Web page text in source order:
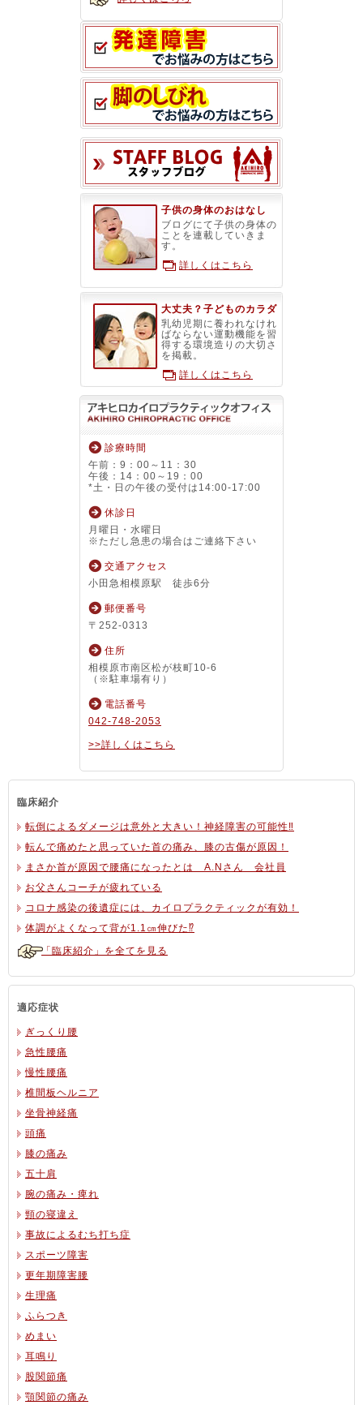
子供の身体のおはなし
ブログにて子供の身体の
ことを連載していきま
す。
詳しくはこちら
大丈夫？子どものカラダ
乳幼児期に養われなけれ
ばならない運動機能を習
得する環境造りの大切さ
を掲載。
詳しくはこちら
診療時間
午前：9：00～11：30
午後：14：00～19：00
*土・日の午後の受付は14:00-17:00
休診日
月曜日・水曜日
※ただし急患の場合はご連絡下さい
交通アクセス
小田急相模原駅 徒歩6分
郵便番号
〒252-0313
住所
相模原市南区松が枝町10-6
（※駐車場有り）
電話番号
042-748-2053
>>詳しくはこちら
臨床紹介
転倒によるダメージは意外と大きい！神経障害の可能性‼
転んで痛めたと思っていた首の痛み、膝の古傷が原因！
まさか首が原因で腰痛になったとは A.Nさん 会社員
お父さんコーチが疲れている
コロナ感染の後遺症には、カイロプラクティックが有効！
体調がよくなって背が1.1㎝伸びた⁉
「臨床紹介」を全てを見る
適応症状
ぎっくり腰
急性腰痛
慢性腰痛
椎間板ヘルニア
坐骨神経痛
頭痛
膝の痛み
五十肩
腕の痛み・痺れ
頸の寝違え
事故によるむち打ち症
スポーツ障害
更年期障害腰
生理痛
ふらつき
めまい
耳鳴り
股関節痛
顎関節の痛み